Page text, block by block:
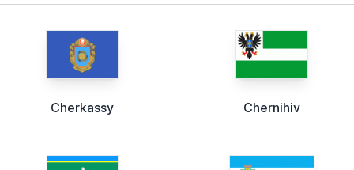
Cherkassy Chernihiv